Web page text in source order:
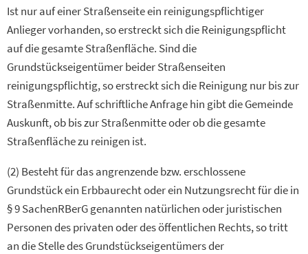
Ist nur auf einer Straßenseite ein reinigungspflichtiger
Anlieger vorhanden, so erstreckt sich die Reinigungspflicht
auf die gesamte Straßenfläche. Sind die
Grundstückseigentümer beider Straßenseiten
reinigungspflichtig, so erstreckt sich die Reinigung nur bis zur
Straßenmitte. Auf schriftliche Anfrage hin gibt die Gemeinde
Auskunft, ob bis zur Straßenmitte oder ob die gesamte
Straßenfläche zu reinigen ist.
(2) Besteht für das angrenzende bzw. erschlossene
Grundstück ein Erbbaurecht oder ein Nutzungsrecht für die in
§ 9 SachenRBerG genannten natürlichen oder juristischen
Personen des privaten oder des öffentlichen Rechts, so tritt
an die Stelle des Grundstückseigentümers der